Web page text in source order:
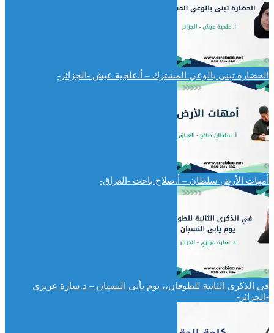
الحضارة تبنى بالوعي المشترك – أ.علجية عيش -الجزائر-
أمهات الأرض سلطان – أ.صلاح باحث -العراق-
في الذكرى الثانية للطوفان،، يوم يأبى النسيان – د.سارة عزيزي
-الجزائر-